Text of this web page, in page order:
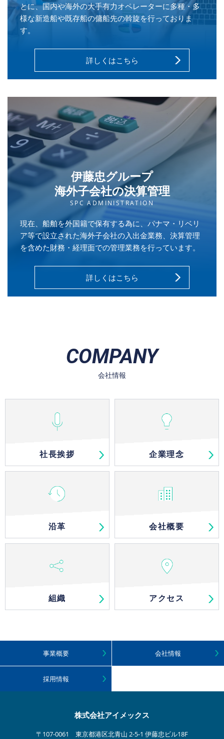
とに、国内や海外の大手有力オペレーターに多種・多
様な新造船や既存船の傭船先の斡旋を行っておりま
す。
詳しくはこちら
伊藤忠グループ
海外子会社の決算管理
SPC ADMINISTRATION
現在、船舶を外国籍で保有する為に、パナマ・リベリ
ア等で設立された海外子会社の入出金業務、決算管理
を含めた財務・経理面での管理業務を行っています。
詳しくはこちら
COMPANY
会社情報
社長挨拶 企業理念
沿革 会社概要
組織 アクセス
株式会社アイメックス
〒107-0061 東京都港区北青山 2-5-1 伊藤忠ビル18F
事業概要 会社情報
採用情報